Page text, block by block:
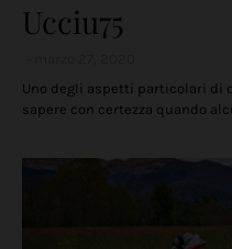
Ucciu75
Uno degli aspetti particolari di
sapere con certezza quando